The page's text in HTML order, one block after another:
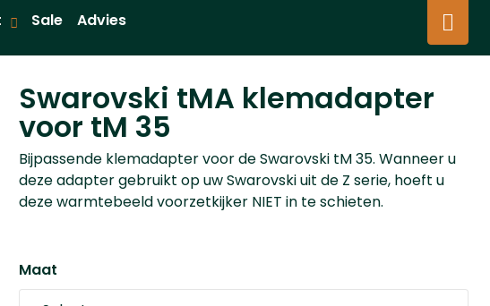
Sale Advies
Swarovski tMA klemadapter
voor tM 35
Bijpassende klemadapter voor de Swarovski tM 35. Wanneer u
deze adapter gebruikt op uw Swarovski uit de Z serie, hoeft u
deze warmtebeeld voorzetkijker NIET in te schieten.
Maat